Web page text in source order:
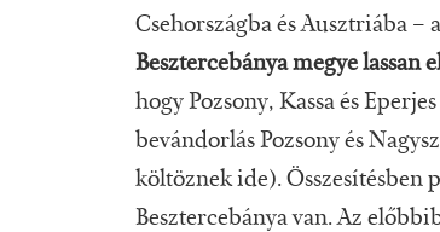
Csehországba és Ausztriába –
Besztercebánya megye lassan
hogy Pozsony, Kassa és
bevándorlás Pozsony és
költöznek ide). Összesítésben
Besztercebánya van. Az